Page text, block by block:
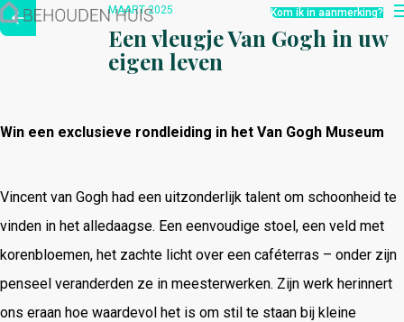
Hoe werkt het?
Over ons
Nieuwsbrief
Kom ik in aanmerking?
MAART 2025
Een vleugje Van Gogh in uw
eigen leven
Win een exclusieve rondleiding in het Van Gogh Museum
Vincent van Gogh had een uitzonderlijk talent om schoonheid te
vinden in het alledaagse. Een eenvoudige stoel, een veld met
korenbloemen, het zachte licht over een caféterras – onder zijn
penseel veranderden ze in meesterwerken. Zijn werk herinnert
ons eraan hoe waardevol het is om stil te staan bij kleine